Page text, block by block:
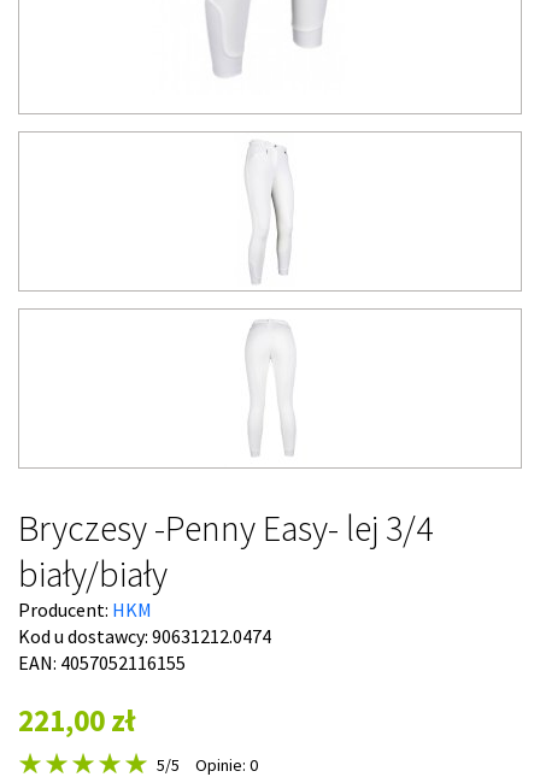
Bryczesy -Penny Easy- lej 3/4
biały/biały
Producent: HKM
Kod u dostawcy: 90631212.0474
EAN: 4057052116155
221,00 zł
5/5 Opinie: 0